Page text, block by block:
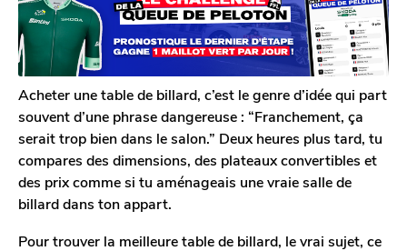
o
1
m
o
i
s
a
g
o
a
u
l
D
u
e
l
s
g
o
Acheter une table de billard, c’est le genre d’idée qui part
souvent d’une phrase dangereuse : “Franchement, ça
serait trop bien dans le salon.” Deux heures plus tard, tu
compares des dimensions, des plateaux convertibles et
des prix comme si tu aménageais une vraie salle de
billard dans ton appart.
Pour trouver la meilleure table de billard, le vrai sujet, ce